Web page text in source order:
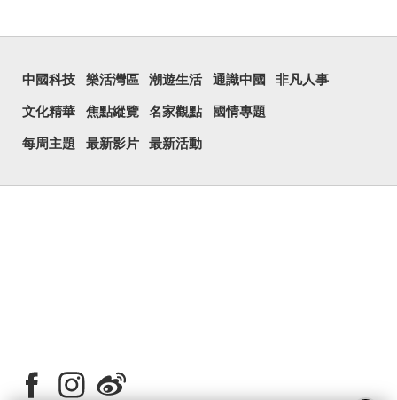
中國科技 樂活灣區 潮遊生活 通識中國 非凡人事
文化精華 焦點縱覽 名家觀點 國情專題
每周主題 最新影片 最新活動